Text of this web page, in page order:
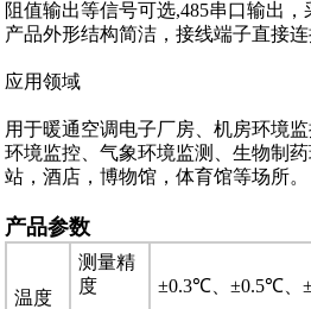
阻值输出等信号可选,485串口输出，
产品外形结构简洁，接线端子直接连
应用领域
用于暖通空调电子厂房、机房环境
环境监控、气象环境监测、生物制
站，酒店，博物馆，体育馆等场所。
产品参数
温度
测量精
度
±0.3℃、±0.5℃、